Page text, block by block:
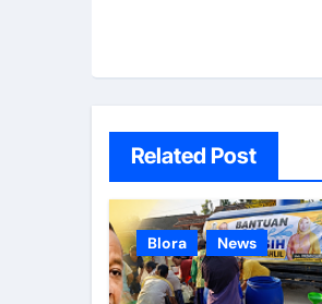
Related Post
Blora News